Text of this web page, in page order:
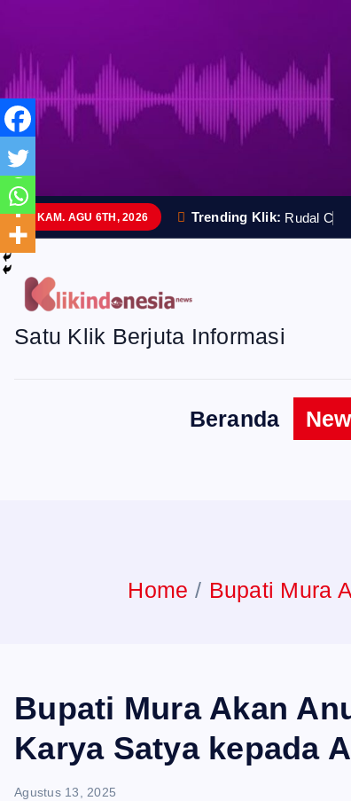
i
p
o
c
o
KAM. AGU 6TH, 2026 Trending Klik: Rudal C
Satu Klik Berjuta Informasi
Beranda
Home Bupati Mura
Bupati Mura Akan
Karya Satya kepada
Agustus 13, 2025